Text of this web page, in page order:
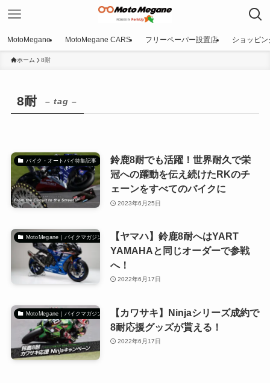
MotoMegane MotoMegane CARS フリーペーパー設置店 ショッピン
ホーム 8耐
8耐 – tag –
バイク・オートバイ特集記事
鈴鹿8耐でも活躍！世界耐久で栄
冠への躍動を伝え続けたRKのチ
ェーンをすべてのバイクに
2023年6月25日
MotoMegane｜バイクマガジン
【ヤマハ】鈴鹿8耐へはYART
YAMAHAと同じオーダーで参戦
へ！
2022年6月17日
MotoMegane｜バイクマガジン
【カワサキ】Ninjaシリーズ成約で
8耐応援グッズが貰える！
2022年6月17日